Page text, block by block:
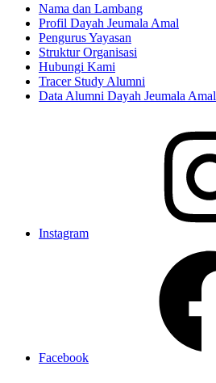
Nama dan Lambang
Profil Dayah Jeumala Amal
Pengurus Yayasan
Struktur Organisasi
Hubungi Kami
Tracer Study Alumni
Data Alumni Dayah Jeumala Amal
Instagram
Facebook